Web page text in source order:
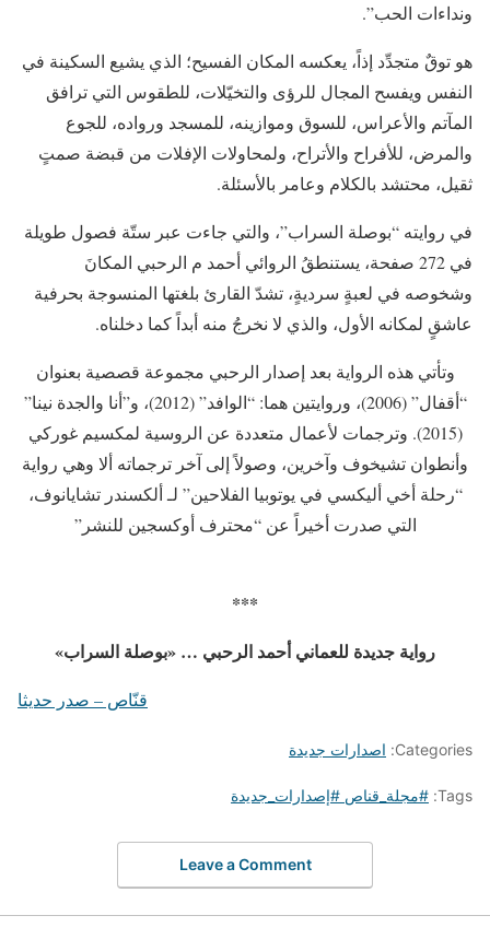
ونداءات الحب”.
هو توقٌ متجدِّد إذاً، يعكسه المكان الفسيح؛ الذي يشيع السكينة في
النفس ويفسح المجال للرؤى والتخيّلات، للطقوس التي ترافق
المآتم والأعراس، للسوق وموازينه، للمسجد ورواده، للجوع
والمرض، للأفراح والأتراح، ولمحاولات الإفلات من قبضة صمتٍ
ثقيل، محتشد بالكلام وعامر بالأسئلة.
في روايته “بوصلة السراب”، والتي جاءت عبر ستّة فصول طويلة
في 272 صفحة، يستنطقُ الروائي أحمد م الرحبي المكانَ
وشخوصه في لعبةٍ سرديةٍ، تشدّ القارئ بلغتها المنسوجة بحرفية
عاشقٍ لمكانه الأول، والذي لا نخرجُ منه أبداً كما دخلناه.
وتأتي هذه الرواية بعد إصدار الرحبي مجموعة قصصية بعنوان
“أقفال” (2006)، وروايتين هما: “الوافد” (2012)، و”أنا والجدة نينا”
(2015). وترجمات لأعمال متعددة عن الروسية لمكسيم غوركي
وأنطوان تشيخوف وآخرين، وصولاً إلى آخر ترجماته ألا وهي رواية
“رحلة أخي أليكسي في يوتوبيا الفلاحين” لـ ألكسندر تشايانوف،
التي صدرت أخيراً عن “محترف أوكسجين للنشر”
***
رواية جديدة للعماني أحمد الرحبي … «بوصلة السراب»
قنّاص – صدر حديثا
Categories: اصدارات جديدة
Tags: #مجلة_قناص #إصدارات_جديدة
Leave a Comment